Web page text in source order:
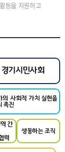
동을 지원하고
기시민사회
사회적 가치 실현을
촉진
간
력
생동하는 조직